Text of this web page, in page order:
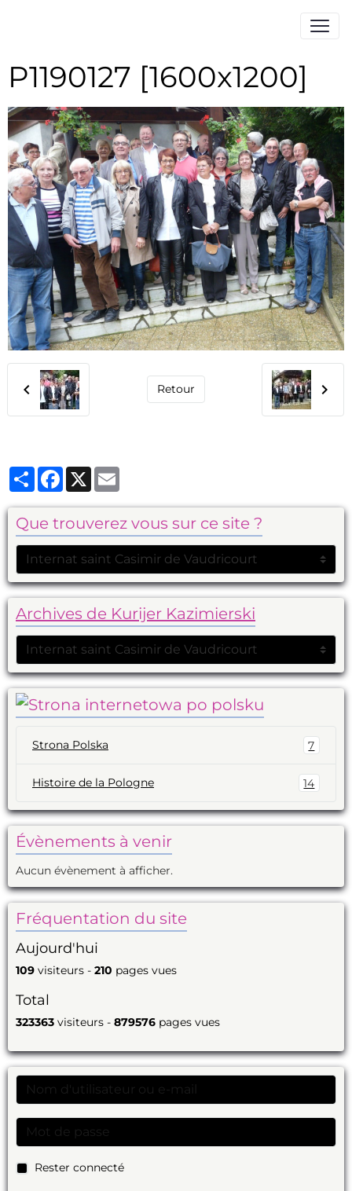
P1190127 [1600x1200]
Retour
PartagerFacebook
X
Que trouverez vous sur ce site ?
Archives de Kurijer Kazimierski
Strona Polska 7
Histoire de la Pologne 14
Évènements à venir
Aucun évènement à afficher.
Fréquentation du site
Aujourd'hui
109 visiteurs - 210 pages vues
Total
323363 visiteurs - 879576 pages vues
Rester connecté